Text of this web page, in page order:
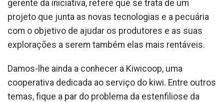
gerente da iniciativa, refere que se trata de um
projeto que junta as novas tecnologias e a pecuária
com o objetivo de ajudar os produtores e as suas
explorações a serem também elas mais rentáveis.
Damos-lhe ainda a conhecer a Kiwicoop, uma
cooperativa dedicada ao serviço do kiwi. Entre outros
temas, fique a par do problema da estenfiliose da